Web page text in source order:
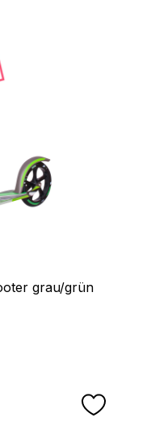
grau/grün